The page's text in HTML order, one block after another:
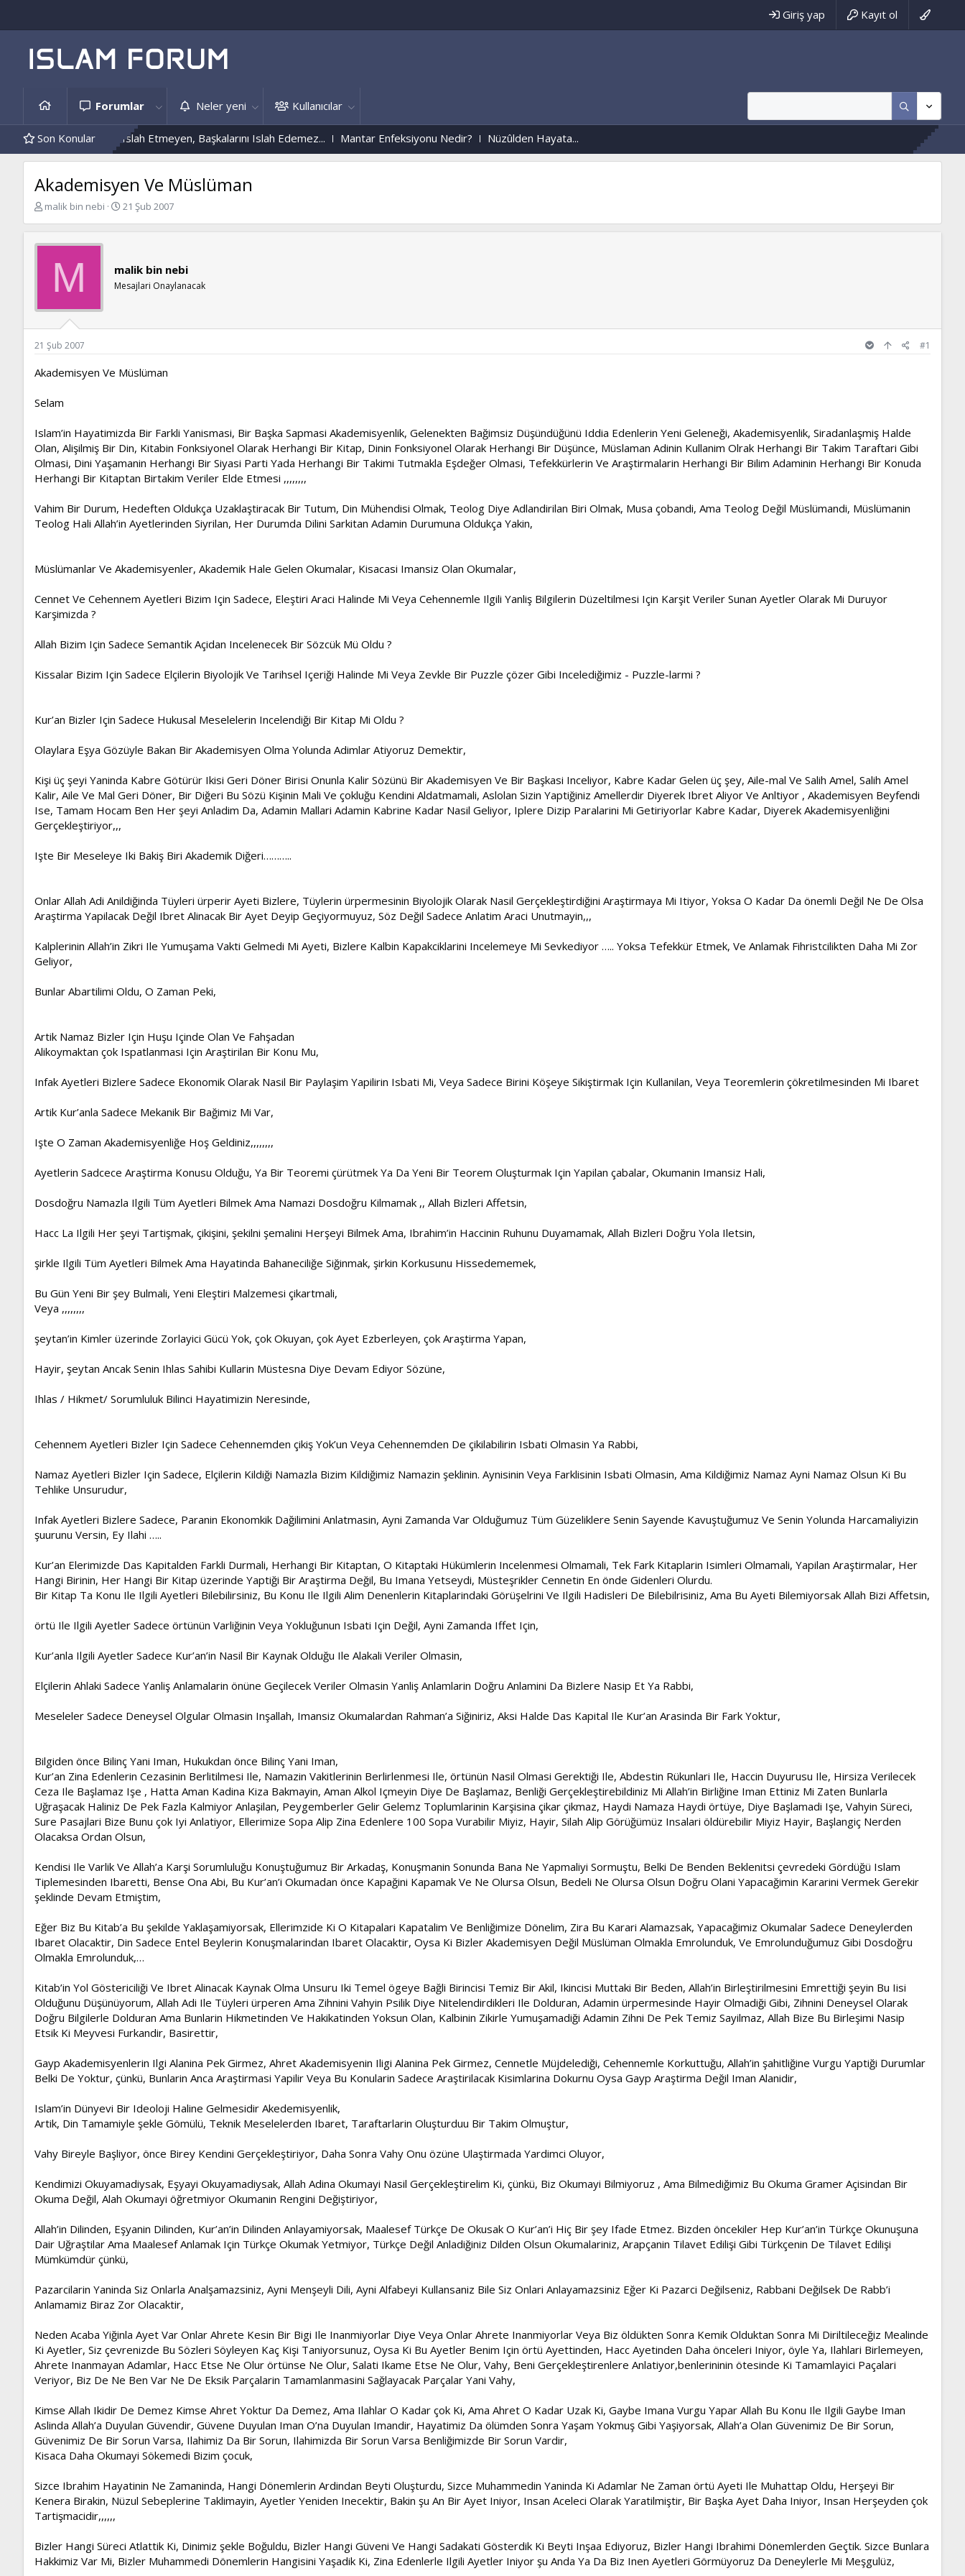
Giriş yap Kayıt ol
Forumlar Neler yeni Kullanıcılar
Son Konular
Kendini Islah Etmeyen, Başkalarını Islah Edemez... Mantar Enfeksiyonu Nedir? Nüzûlden Hayata...
Akademisyen Ve Müslüman
K
b
a
a
a
malik bin nebi
B
n
g
h
21 Şub 2007
M malik bin nebi
Mesajlari Onaylanacak
21 Şub 2007 #1
Akademisyen Ve Müslüman
Selam
Islam’in Hayatimizda Bir Farkli Yanismasi, Bir Başka Sapmasi Akademisyenlik, Gelenekten Bağimsiz Düşündüğünü Iddia Edenlerin Yeni Geleneği, Akademisyenlik, Siradanlaşmiş Halde
Olan, Alişilmiş Bir Din, Kitabin Fonksiyonel Olarak Herhangi Bir Kitap, Dinin Fonksiyonel Olarak Herhangi Bir Düşünce, Müslaman Adinin Kullanim Olrak Herhangi Bir Takim Taraftari Gibi
Olmasi, Dini Yaşamanin Herhangi Bir Siyasi Parti Yada Herhangi Bir Takimi Tutmakla Eşdeğer Olmasi, Tefekkürlerin Ve Araştirmalarin Herhangi Bir Bilim Adaminin Herhangi Bir Konuda
Herhangi Bir Kitaptan Birtakim Veriler Elde Etmesi ,,,,,,,,
Vahim Bir Durum, Hedeften Oldukça Uzaklaştiracak Bir Tutum, Din Mühendisi Olmak, Teolog Diye Adlandirilan Biri Olmak, Musa çobandi, Ama Teolog Değil Müslümandi, Müslümanin
Teolog Hali Allah’in Ayetlerinden Siyrilan, Her Durumda Dilini Sarkitan Adamin Durumuna Oldukça Yakin,
Müslümanlar Ve Akademisyenler, Akademik Hale Gelen Okumalar, Kisacasi Imansiz Olan Okumalar,
Cennet Ve Cehennem Ayetleri Bizim Için Sadece, Eleştiri Araci Halinde Mi Veya Cehennemle Ilgili Yanliş Bilgilerin Düzeltilmesi Için Karşit Veriler Sunan Ayetler Olarak Mi Duruyor
Karşimizda ?
Allah Bizim Için Sadece Semantik Açidan Incelenecek Bir Sözcük Mü Oldu ?
Kissalar Bizim Için Sadece Elçilerin Biyolojik Ve Tarihsel Içeriği Halinde Mi Veya Zevkle Bir Puzzle çözer Gibi Incelediğimiz - Puzzle-larmi ?
Kur’an Bizler Için Sadece Hukusal Meselelerin Incelendiği Bir Kitap Mi Oldu ?
Olaylara Eşya Gözüyle Bakan Bir Akademisyen Olma Yolunda Adimlar Atiyoruz Demektir,
Kişi üç şeyi Yaninda Kabre Götürür Ikisi Geri Döner Birisi Onunla Kalir Sözünü Bir Akademisyen Ve Bir Başkasi Inceliyor, Kabre Kadar Gelen üç şey, Aile-mal Ve Salih Amel, Salih Amel
Kalir, Aile Ve Mal Geri Döner, Bir Diğeri Bu Sözü Kişinin Mali Ve çokluğu Kendini Aldatmamali, Aslolan Sizin Yaptiğiniz Amellerdir Diyerek Ibret Aliyor Ve Anltiyor , Akademisyen Beyfendi
Ise, Tamam Hocam Ben Her şeyi Anladim Da, Adamin Mallari Adamin Kabrine Kadar Nasil Geliyor, Iplere Dizip Paralarini Mi Getiriyorlar Kabre Kadar, Diyerek Akademisyenliğini
Gerçekleştiriyor,,,
Işte Bir Meseleye Iki Bakiş Biri Akademik Diğeri………..
Onlar Allah Adi Anildiğinda Tüyleri ürperir Ayeti Bizlere, Tüylerin ürpermesinin Biyolojik Olarak Nasil Gerçekleştirdiğini Araştirmaya Mi Itiyor, Yoksa O Kadar Da önemli Değil Ne De Olsa
Araştirma Yapilacak Değil Ibret Alinacak Bir Ayet Deyip Geçiyormuyuz, Söz Değil Sadece Anlatim Araci Unutmayin,,,
Kalplerinin Allah’in Zikri Ile Yumuşama Vakti Gelmedi Mi Ayeti, Bizlere Kalbin Kapakciklarini Incelemeye Mi Sevkediyor ….. Yoksa Tefekkür Etmek, Ve Anlamak Fihristcilikten Daha Mi Zor
Geliyor,
Bunlar Abartilimi Oldu, O Zaman Peki,
Artik Namaz Bizler Için Huşu Içinde Olan Ve Fahşadan
Alikoymaktan çok Ispatlanmasi Için Araştirilan Bir Konu Mu,
Infak Ayetleri Bizlere Sadece Ekonomik Olarak Nasil Bir Paylaşim Yapilirin Isbati Mi, Veya Sadece Birini Köşeye Sikiştirmak Için Kullanilan, Veya Teoremlerin çökretilmesinden Mi Ibaret
Artik Kur’anla Sadece Mekanik Bir Bağimiz Mi Var,
Işte O Zaman Akademisyenliğe Hoş Geldiniz,,,,,,,,
Ayetlerin Sadcece Araştirma Konusu Olduğu, Ya Bir Teoremi çürütmek Ya Da Yeni Bir Teorem Oluşturmak Için Yapilan çabalar, Okumanin Imansiz Hali,
Dosdoğru Namazla Ilgili Tüm Ayetleri Bilmek Ama Namazi Dosdoğru Kilmamak ,, Allah Bizleri Affetsin,
Hacc La Ilgili Her şeyi Tartişmak, çikişini, şekilni şemalini Herşeyi Bilmek Ama, Ibrahim’in Haccinin Ruhunu Duyamamak, Allah Bizleri Doğru Yola Iletsin,
şirkle Ilgili Tüm Ayetleri Bilmek Ama Hayatinda Bahaneciliğe Siğinmak, şirkin Korkusunu Hissedememek,
Bu Gün Yeni Bir şey Bulmali, Yeni Eleştiri Malzemesi çikartmali,
Veya ,,,,,,,,
şeytan’in Kimler üzerinde Zorlayici Gücü Yok, çok Okuyan, çok Ayet Ezberleyen, çok Araştirma Yapan,
Hayir, şeytan Ancak Senin Ihlas Sahibi Kullarin Müstesna Diye Devam Ediyor Sözüne,
Ihlas / Hikmet/ Sorumluluk Bilinci Hayatimizin Neresinde,
Cehennem Ayetleri Bizler Için Sadece Cehennemden çikiş Yok’un Veya Cehennemden De çikilabilirin Isbati Olmasin Ya Rabbi,
Namaz Ayetleri Bizler Için Sadece, Elçilerin Kildiği Namazla Bizim Kildiğimiz Namazin şeklinin. Aynisinin Veya Farklisinin Isbati Olmasin, Ama Kildiğimiz Namaz Ayni Namaz Olsun Ki Bu
Tehlike Unsurudur,
Infak Ayetleri Bizlere Sadece, Paranin Ekonomkik Dağilimini Anlatmasin, Ayni Zamanda Var Olduğumuz Tüm Güzeliklere Senin Sayende Kavuştuğumuz Ve Senin Yolunda Harcamaliyizin
şuurunu Versin, Ey Ilahi …..
Kur’an Elerimizde Das Kapitalden Farkli Durmali, Herhangi Bir Kitaptan, O Kitaptaki Hükümlerin Incelenmesi Olmamali, Tek Fark Kitaplarin Isimleri Olmamali, Yapilan Araştirmalar, Her
Hangi Birinin, Her Hangi Bir Kitap üzerinde Yaptiği Bir Araştirma Değil, Bu Imana Yetseydi, Müsteşrikler Cennetin En önde Gidenleri Olurdu.
Bir Kitap Ta Konu Ile Ilgili Ayetleri Bilebilirsiniz, Bu Konu Ile Ilgili Alim Denenlerin Kitaplarindaki Görüşelrini Ve Ilgili Hadisleri De Bilebilrisiniz, Ama Bu Ayeti Bilemiyorsak Allah Bizi Affetsin,
örtü Ile Ilgili Ayetler Sadece örtünün Varliğinin Veya Yokluğunun Isbati Için Değil, Ayni Zamanda Iffet Için,
Kur’anla Ilgili Ayetler Sadece Kur’an’in Nasil Bir Kaynak Olduğu Ile Alakali Veriler Olmasin,
Elçilerin Ahlaki Sadece Yanliş Anlamalarin önüne Geçilecek Veriler Olmasin Yanliş Anlamlarin Doğru Anlamini Da Bizlere Nasip Et Ya Rabbi,
Meseleler Sadece Deneysel Olgular Olmasin Inşallah, Imansiz Okumalardan Rahman’a Siğiniriz, Aksi Halde Das Kapital Ile Kur’an Arasinda Bir Fark Yoktur,
Bilgiden önce Bilinç Yani Iman, Hukukdan önce Bilinç Yani Iman,
Kur’an Zina Edenlerin Cezasinin Berlitilmesi Ile, Namazin Vakitlerinin Berlirlenmesi Ile, örtünün Nasil Olmasi Gerektiği Ile, Abdestin Rükunlari Ile, Haccin Duyurusu Ile, Hirsiza Verilecek
Ceza Ile Başlamaz Işe , Hatta Aman Kadina Kiza Bakmayin, Aman Alkol Içmeyin Diye De Başlamaz, Benliği Gerçekleştirebildiniz Mi Allah’in Birliğine Iman Ettiniz Mi Zaten Bunlarla
Uğraşacak Haliniz De Pek Fazla Kalmiyor Anlaşilan, Peygemberler Gelir Gelemz Toplumlarinin Karşisina çikar çikmaz, Haydi Namaza Haydi örtüye, Diye Başlamadi Işe, Vahyin Süreci,
Sure Pasajlari Bize Bunu çok Iyi Anlatiyor, Ellerimize Sopa Alip Zina Edenlere 100 Sopa Vurabilir Miyiz, Hayir, Silah Alip Görüğümüz Insalari öldürebilir Miyiz Hayir, Başlangiç Nerden
Olacaksa Ordan Olsun,
Kendisi Ile Varlik Ve Allah’a Karşi Sorumluluğu Konuştuğumuz Bir Arkadaş, Konuşmanin Sonunda Bana Ne Yapmaliyi Sormuştu, Belki De Benden Beklenitsi çevredeki Gördüğü Islam
Tiplemesinden Ibaretti, Bense Ona Abi, Bu Kur’an’i Okumadan önce Kapağini Kapamak Ve Ne Olursa Olsun, Bedeli Ne Olursa Olsun Doğru Olani Yapacağimin Kararini Vermek Gerekir
şeklinde Devam Etmiştim,
Eğer Biz Bu Kitab’a Bu şekilde Yaklaşamiyorsak, Ellerimzide Ki O Kitapalari Kapatalim Ve Benliğimize Dönelim, Zira Bu Karari Alamazsak, Yapacağimiz Okumalar Sadece Deneylerden
Ibaret Olacaktir, Din Sadece Entel Beylerin Konuşmalarindan Ibaret Olacaktir, Oysa Ki Bizler Akademisyen Değil Müslüman Olmakla Emrolunduk, Ve Emrolunduğumuz Gibi Dosdoğru
Olmakla Emrolunduk,…
Kitab’in Yol Göstericiliği Ve Ibret Alinacak Kaynak Olma Unsuru Iki Temel ögeye Bağli Birincisi Temiz Bir Akil, Ikincisi Muttaki Bir Beden, Allah’in Birleştirilmesini Emrettiği şeyin Bu Iisi
Olduğunu Düşünüyorum, Allah Adi Ile Tüyleri ürperen Ama Zihnini Vahyin Psilik Diye Nitelendirdikleri Ile Dolduran, Adamin ürpermesinde Hayir Olmadiği Gibi, Zihnini Deneysel Olarak
Doğru Bilgilerle Dolduran Ama Bunlarin Hikmetinden Ve Hakikatinden Yoksun Olan, Kalbinin Zikirle Yumuşamadiği Adamin Zihni De Pek Temiz Sayilmaz, Allah Bize Bu Birleşimi Nasip
Etsik Ki Meyvesi Furkandir, Basirettir,
Gayp Akademisyenlerin Ilgi Alanina Pek Girmez, Ahret Akademisyenin Iligi Alanina Pek Girmez, Cennetle Müjdelediği, Cehennemle Korkuttuğu, Allah’in şahitliğine Vurgu Yaptiği Durumlar
Belki De Yoktur, çünkü, Bunlarin Anca Araştirmasi Yapilir Veya Bu Konularin Sadece Araştirilacak Kisimlarina Dokurnu Oysa Gayp Araştirma Değil Iman Alanidir,
Islam’in Dünyevi Bir Ideoloji Haline Gelmesidir Akedemisyenlik,
Artik, Din Tamamiyle şekle Gömülü, Teknik Meselelerden Ibaret, Taraftarlarin Oluşturduu Bir Takim Olmuştur,
Vahy Bireyle Başliyor, önce Birey Kendini Gerçekleştiriyor, Daha Sonra Vahy Onu özüne Ulaştirmada Yardimci Oluyor,
Kendimizi Okuyamadiysak, Eşyayi Okuyamadiysak, Allah Adina Okumayi Nasil Gerçekleştirelim Ki, çünkü, Biz Okumayi Bilmiyoruz , Ama Bilmediğimiz Bu Okuma Gramer Açisindan Bir
Okuma Değil, Alah Okumayi öğretmiyor Okumanin Rengini Değiştiriyor,
Allah’in Dilinden, Eşyanin Dilinden, Kur’an’in Dilinden Anlayamiyorsak, Maalesef Türkçe De Okusak O Kur’an’i Hiç Bir şey Ifade Etmez. Bizden öncekiler Hep Kur’an’in Türkçe Okunuşuna
Dair Uğraştilar Ama Maalesef Anlamak Için Türkçe Okumak Yetmiyor, Türkçe Değil Anladiğiniz Dilden Olsun Okumalariniz, Arapçanin Tilavet Edilişi Gibi Türkçenin De Tilavet Edilişi
Mümkümdür çünkü,
Pazarcilarin Yaninda Siz Onlarla Analşamazsiniz, Ayni Menşeyli Dili, Ayni Alfabeyi Kullansaniz Bile Siz Onlari Anlayamazsiniz Eğer Ki Pazarci Değilseniz, Rabbani Değilsek De Rabb’i
Anlamamiz Biraz Zor Olacaktir,
Neden Acaba Yiğinla Ayet Var Onlar Ahrete Kesin Bir Bigi Ile Inanmiyorlar Diye Veya Onlar Ahrete Inanmiyorlar Veya Biz öldükten Sonra Kemik Olduktan Sonra Mi Diriltileceğiz Mealinde
Ki Ayetler, Siz çevrenizde Bu Sözleri Söyleyen Kaç Kişi Taniyorsunuz, Oysa Ki Bu Ayetler Benim Için örtü Ayettinden, Hacc Ayetinden Daha önceleri Iniyor, öyle Ya, Ilahlari Birlemeyen,
Ahrete Inanmayan Adamlar, Hacc Etse Ne Olur örtünse Ne Olur, Salati Ikame Etse Ne Olur, Vahy, Beni Gerçekleştirenlere Anlatiyor,benlerininin ötesinde Ki Tamamlayici Paçalari
Veriyor, Biz De Ne Ben Var Ne De Eksik Parçalarin Tamamlanmasini Sağlayacak Parçalar Yani Vahy,
Kimse Allah Ikidir De Demez Kimse Ahret Yoktur Da Demez, Ama Ilahlar O Kadar çok Ki, Ama Ahret O Kadar Uzak Ki, Gaybe Imana Vurgu Yapar Allah Bu Konu Ile Ilgili Gaybe Iman
Aslinda Allah’a Duyulan Güvendir, Güvene Duyulan Iman O’na Duyulan Imandir, Hayatimiz Da ölümden Sonra Yaşam Yokmuş Gibi Yaşiyorsak, Allah’a Olan Güvenimiz De Bir Sorun,
Güvenimiz De Bir Sorun Varsa, Ilahimiz Da Bir Sorun, Ilahimizda Bir Sorun Varsa Benliğimizde Bir Sorun Vardir,
Kisaca Daha Okumayi Sökemedi Bizim çocuk,
Sizce Ibrahim Hayatinin Ne Zamaninda, Hangi Dönemlerin Ardindan Beyti Oluşturdu, Sizce Muhammedin Yaninda Ki Adamlar Ne Zaman örtü Ayeti Ile Muhattap Oldu, Herşeyi Bir
Kenera Birakin, Nüzul Sebeplerine Taklimayin, Ayetler Yeniden Inecektir, Bakin şu An Bir Ayet Iniyor, Insan Aceleci Olarak Yaratilmiştir, Bir Başka Ayet Daha Iniyor, Insan Herşeyden çok
Tartişmacidir,,,,,,
Bizler Hangi Süreci Atlattik Ki, Dinimiz şekle Boğuldu, Bizler Hangi Güveni Ve Hangi Sadakati Gösterdik Ki Beyti Inşaa Ediyoruz, Bizler Hangi Ibrahimi Dönemlerden Geçtik. Sizce Bunlara
Hakkimiz Var Mi, Bizler Muhammedi Dönemlerin Hangisini Yaşadik Ki, Zina Edenlerle Ilgili Ayetler Iniyor şu Anda Ya Da Biz Inen Ayetleri Görmüyoruz Da Deneylerle Mi Meşgulüz,